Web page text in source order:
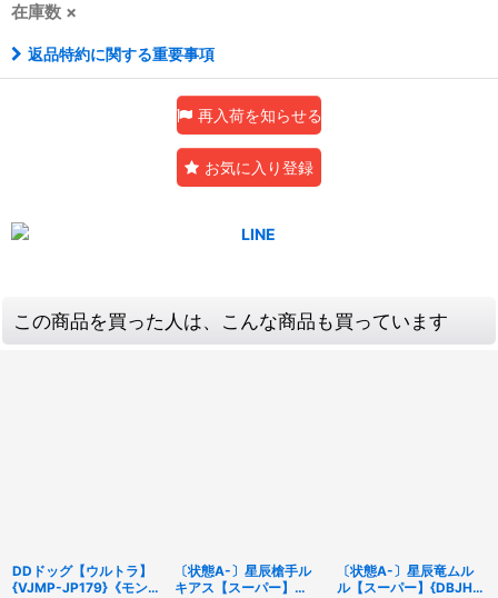
在庫数 ×
返品特約に関する重要事項
再入荷を知らせる
お気に入り登録
この商品を買った人は、こんな商品も買っています
DDドッグ【ウルトラ】
{VJMP-JP179}《モンス
〔状態A-〕星辰槍手ル
キアス【スーパー】
〔状態A-〕星辰竜ムル
ル【スーパー】{DBJH-